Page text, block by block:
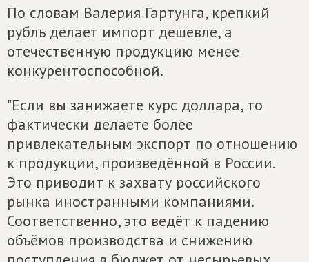
По словам Валерия Гартунга, крепкий
рубль делает импорт дешевле, а
отечественную продукцию менее
конкурентоспособной.
"Если вы занижаете курс доллара, то
фактически делаете более
привлекательным экспорт по отношению
к продукции, произведённой в России.
Это приводит к захвату российского
рынка иностранными компаниями.
Соответственно, это ведёт к падению
объёмов производства и снижению